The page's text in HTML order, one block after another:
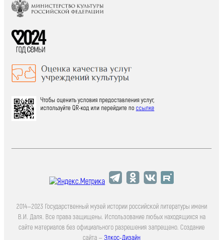
Чтобы оценить условия предоставления услуг,
используйте QR-код или перейдите поссылке
2014—2023 Государственный музей истории российской литературы имени
В.И. Даля. Все права защищены. Использование любых находящихся на
сайте материалов без официального разрешения запрещено. Создание
сайта — Элкос-Дизайн